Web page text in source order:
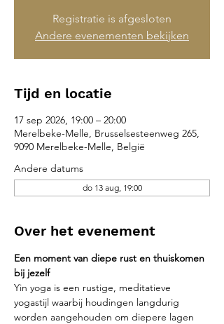
Registratie is afgesloten
Andere evenementen bekijken
Tijd en locatie
17 sep 2026, 19:00 – 20:00
Merelbeke-Melle, Brusselsesteenweg 265,
9090 Merelbeke-Melle, België
Andere datums
do 13 aug, 19:00
Over het evenement
Een moment van diepe rust en thuiskomen
bij jezelf
Yin yoga is een rustige, meditatieve
yogastijl waarbij houdingen langdurig
worden aangehouden om diepere lagen